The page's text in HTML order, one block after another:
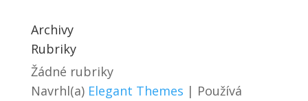
Archivy
Rubriky
Žádné rubriky
Navrhl(a) Elegant Themes | Používá